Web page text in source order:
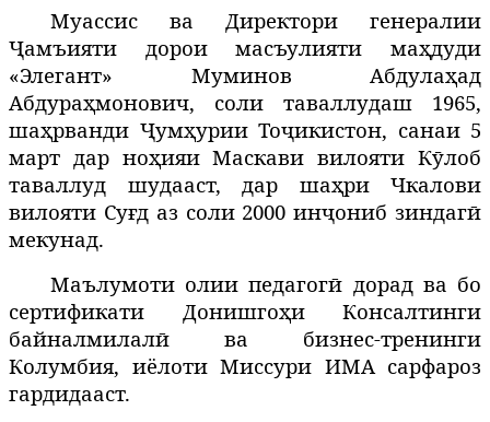
Муассис ва Директори генералии
Ҷамъияти дорои масъулияти маҳдуди
«Элегант» Муминов Абдулаҳад
Абдураҳмонович, соли таваллудаш 1965,
шаҳрванди Ҷумҳурии Тоҷикистон, санаи 5
март дар ноҳияи Маскави вилояти Кӯлоб
таваллуд шудааст, дар шаҳри Чкалови
вилояти Суғд аз соли 2000 инҷониб зиндагӣ
мекунад.
Маълумоти олии педагогӣ дорад ва бо
сертификати Донишгоҳи Консалтинги
байналмилалӣ ва бизнес-тренинги
Колумбия, иёлоти Миссури ИМА сарфароз
гардидааст.